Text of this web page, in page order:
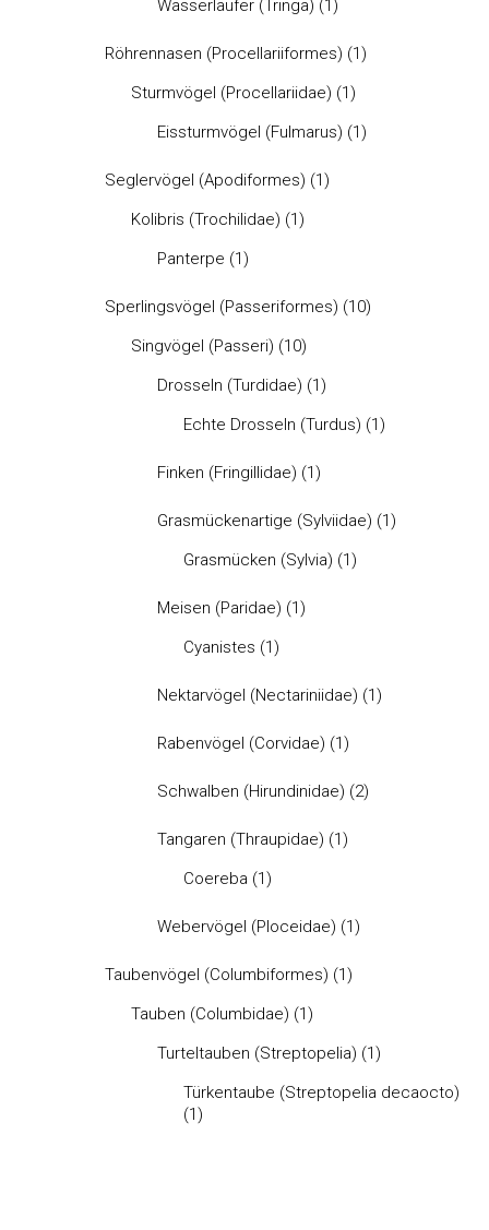
Wasserläufer (Tringa) (1)
Röhrennasen (Procellariiformes) (1)
Sturmvögel (Procellariidae) (1)
Eissturmvögel (Fulmarus) (1)
Seglervögel (Apodiformes) (1)
Kolibris (Trochilidae) (1)
Panterpe (1)
Sperlingsvögel (Passeriformes) (10)
Singvögel (Passeri) (10)
Drosseln (Turdidae) (1)
Echte Drosseln (Turdus) (1)
Finken (Fringillidae) (1)
Grasmückenartige (Sylviidae) (1)
Grasmücken (Sylvia) (1)
Meisen (Paridae) (1)
Cyanistes (1)
Nektarvögel (Nectariniidae) (1)
Rabenvögel (Corvidae) (1)
Schwalben (Hirundinidae) (2)
Tangaren (Thraupidae) (1)
Coereba (1)
Webervögel (Ploceidae) (1)
Taubenvögel (Columbiformes) (1)
Tauben (Columbidae) (1)
Turteltauben (Streptopelia) (1)
Türkentaube (Streptopelia decaocto)
(1)